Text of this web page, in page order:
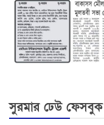
সুরমার ঢেউ ফেসবুক